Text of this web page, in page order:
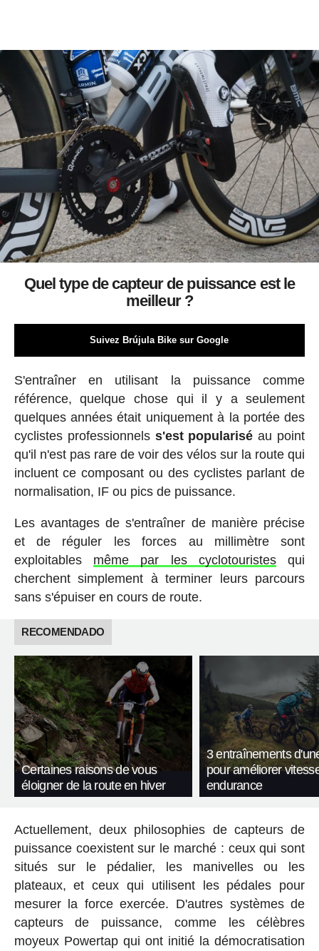
Quel type de capteur de puissance est le
meilleur ?
Suivez Brújula Bike sur Google
S'entraîner en utilisant la puissance comme
référence, quelque chose qui il y a seulement
quelques années était uniquement à la portée des
cyclistes professionnels s'est popularisé au point
qu'il n'est pas rare de voir des vélos sur la route qui
incluent ce composant ou des cyclistes parlant de
normalisation, IF ou pics de puissance.
Les avantages de s'entraîner de manière précise
et de réguler les forces au millimètre sont
exploitables même par les cyclotouristesqui
cherchent simplement à terminer leurs parcours
sans s'épuiser en cours de route.
RECOMENDADO
Certaines raisons de vous
éloigner de la route en hiver
3 entraînements
pour améliorer
endurance
Actuellement, deux philosophies de capteurs de
puissance coexistent sur le marché : ceux qui sont
situés sur le pédalier, les manivelles ou les
plateaux, et ceux qui utilisent les pédales pour
mesurer la force exercée. D'autres systèmes de
capteurs de puissance, comme les célèbres
moyeux Powertap qui ont initié la démocratisation